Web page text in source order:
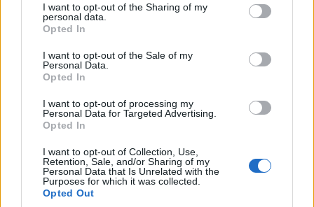
a este sitio y haciendo clic en el botón "Privacidad" en la
parte inferior de la página web.
Please note that this website/app uses one or more Google
services and may gather and store information including but
not limited to your visit or usage behaviour. You may click to
use your data for below specified purposes in below Google
consent section.
I want to opt-out of the Sharing of my
personal data.
Opted In
I want to opt-out of the Sale of my
Personal Data.
Opted In
I want to opt-out of processing my
Personal Data for Targeted Advertising.
Opted In
I want to opt-out of Collection, Use,
Retention, Sale, and/or Sharing of my
Personal Data that Is Unrelated with the
Purposes for which it was collected.
Opted Out
pistacho como biofertilizante.
Cabe recordar que recientemente, en el IRIAF se ha
celebrado una ‘Jornada sobre el Relevo Generacional
Agrario post 2027’, que ha dado continuidad a la
labor iniciada por Castilla-La Mancha como
impulsora del Dictamen sobre Relevo Generacional
en la Agricultura en el seno de la Comisión NAT del
Comité Europeo de las Regiones y al Foro de